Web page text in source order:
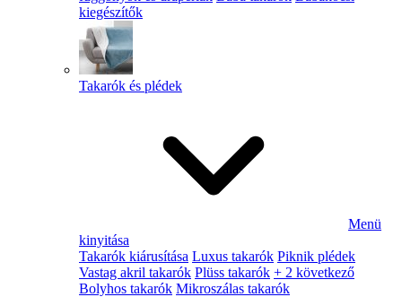
kiegészítők
Takarók és plédek
Menü
kinyitása
Takarók kiárusítása Luxus takarók Piknik plédek
Vastag akril takarók Plüss takarók + 2 következő
Bolyhos takarók Mikroszálas takarók